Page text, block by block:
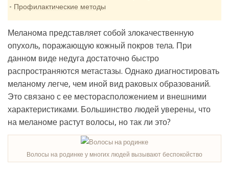
Профилактические методы
Меланома представляет собой злокачественную
опухоль, поражающую кожный покров тела. При
данном виде недуга достаточно быстро
распространяются метастазы. Однако диагностировать
меланому легче, чем иной вид раковых образований.
Это связано с ее месторасположением и внешними
характеристиками. Большинство людей уверены, что
на меланоме растут волосы, но так ли это?
Волосы на родинке у многих людей вызывают беспокойство